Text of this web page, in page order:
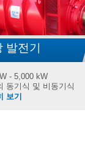
발전기
- 5,000 kW
동기식 및 비동기식
보기